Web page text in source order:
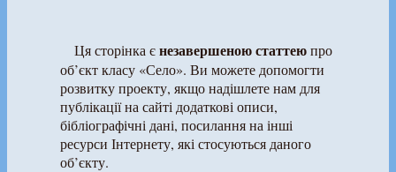
Ця сторінка єнезавершеною статтеюпро
об’єкт класу «Село». Ви можете допомогти
розвитку проекту, якщо надішлете нам для
публікації на сайті додаткові описи,
бібліографічні дані, посилання на інші
ресурси Інтернету, які стосуються даного
об’єкту.